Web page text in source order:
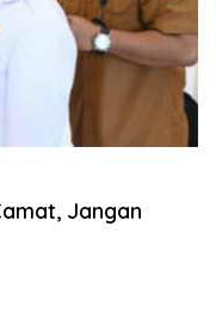
Jangan